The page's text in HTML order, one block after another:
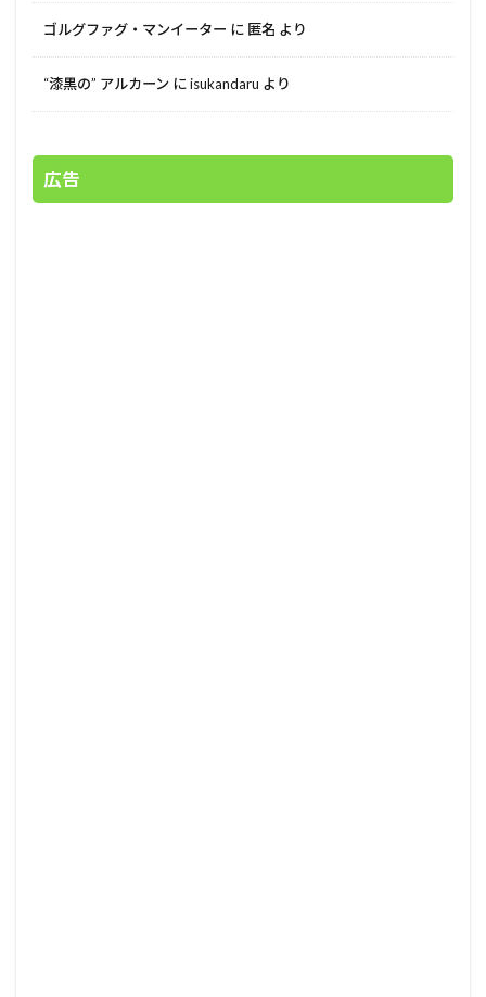
ゴルグファグ・マンイーター に 匿名 より
“漆黒の” アルカーン にisukandaru より
広告